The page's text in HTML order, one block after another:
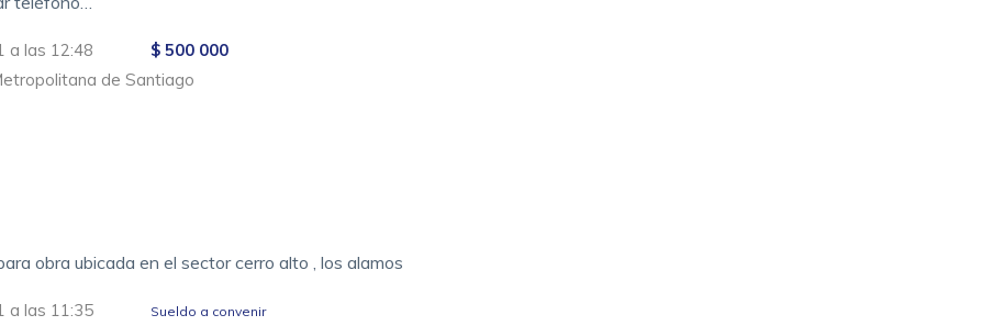
a las 12:48
$ 500 000
de Santiago
obra ubicada en el sector cerro alto , los alamos
a las 11:35 Sueldo a convenir